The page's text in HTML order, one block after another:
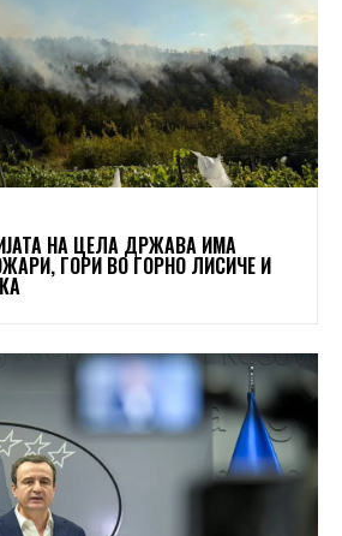
НА ЦЕЛА ДРЖАВА ИМА
ГОРИ ВО ГОРНО ЛИСИЧЕ И